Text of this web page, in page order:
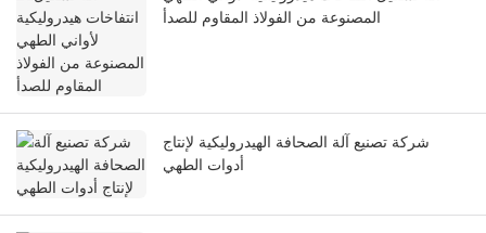
المصنوعة من الفولاذ المقاوم للصدأ
شركة تصنيع آلة الصحافة الهيدروليكية لإنتاج
أدوات الطهي